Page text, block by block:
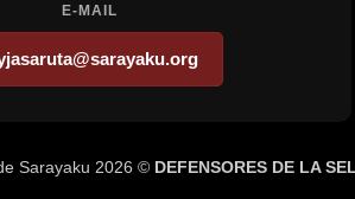
E-MAIL
Sarayaku 2026 © DEFENSORES DE LA